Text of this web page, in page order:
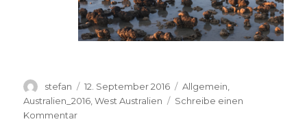
Autor
stefan
Veröffentlicht
am
12. September 2016 Kategorien
Allgemein
Australien_2016 ,West Australien
Schreibe einen
Kommentarzu